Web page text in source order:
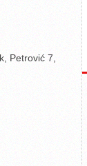
Petrović 7,